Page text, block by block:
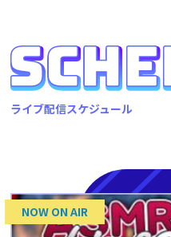
ライブ配信スケジュール
NOW ON AIR